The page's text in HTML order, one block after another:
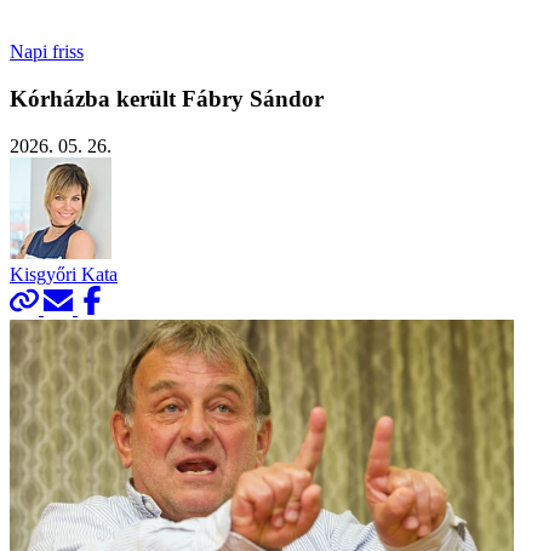
Napi friss
Kórházba került Fábry Sándor
2026. 05. 26.
Kisgyőri Kata